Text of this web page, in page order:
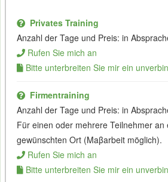
Privates Training
Anzahl der Tage und Preis: in
Rufen Sie mich an
Bitte unterbreiten Sie mir ein
Firmentraining
Anzahl der Tage und Preis: in
Für einen oder mehrere Teilnehmer an
gewünschten Ort (Maβarbeit möglich).
Rufen Sie mich an
Bitte unterbreiten Sie mir ein